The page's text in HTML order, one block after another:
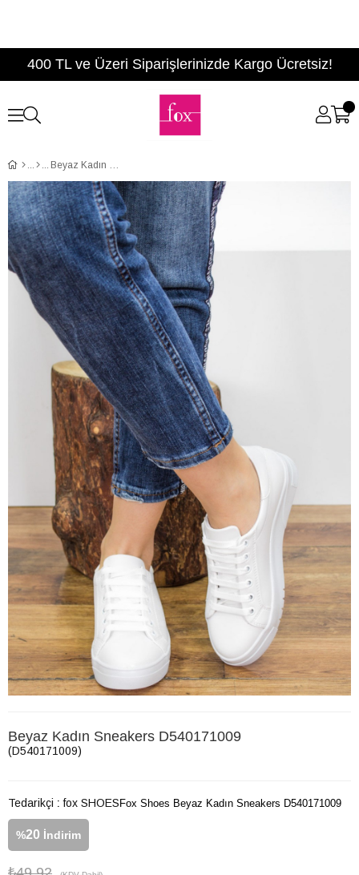
400 TL ve Üzeri Siparişlerinizde Kargo Ücretsiz!
Beyaz Kadın Sneakers D540171009
Beyaz Kadın Sneakers D540171009
(D540171009)
Tedarikçi : fox SHOES
%20 İndirim
Fox Shoes Beyaz Kadın Sneakers D540171009